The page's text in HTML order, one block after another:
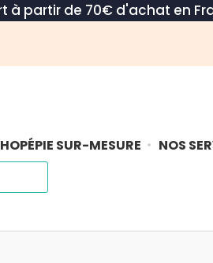
à partir de 70€ d'achat en
SUR-MESURE NOS